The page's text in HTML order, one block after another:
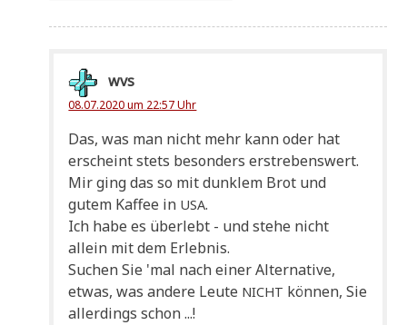
wvs
08.07.2020 um 22:57 Uhr
Das, was man nicht mehr kann oder hat
erscheint stets beson­ders erstrebenswert.
Mir ging das so mit dunk­lem Brot und
gutem Kaf­fee in USA.
Ich habe es über­lebt - und ste­he nicht
allein mit dem Erlebnis.
Suchen Sie 'mal nach einer Alter­na­ti­ve,
etwas, was ande­re Leu­te NICHT kön­nen, Sie
aller­dings schon ...!